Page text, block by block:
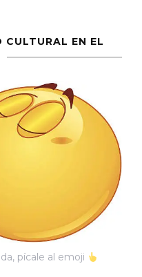
CULTURAL EN EL
pícale al emoji